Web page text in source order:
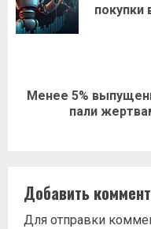
покупки
Следующая
Менее 5%
пали
Добавить
Для отправки